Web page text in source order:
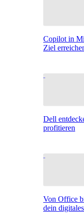
Copilot in
Ziel
Dell
profitieren
Von Office
dein